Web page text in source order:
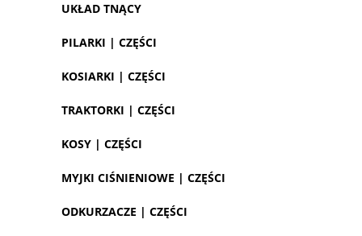
UKŁAD TNĄCY
PILARKI | CZĘŚCI
KOSIARKI | CZĘŚCI
TRAKTORKI | CZĘŚCI
KOSY | CZĘŚCI
MYJKI CIŚNIENIOWE | CZĘŚCI
ODKURZACZE | CZĘŚCI